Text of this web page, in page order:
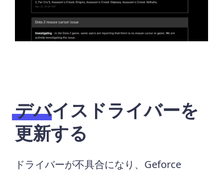
デバイスドライバーを
更新する
ドライバーが不具合になり、Geforce